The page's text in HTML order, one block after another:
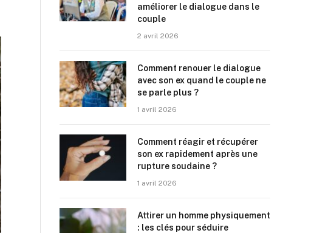
améliorer le dialogue dans le
couple
2 avril 2026
Comment renouer le dialogue
avec son ex quand le couple ne
se parle plus ?
1 avril 2026
Comment réagir et récupérer
son ex rapidement après une
rupture soudaine ?
1 avril 2026
Attirer un homme physiquement
: les clés pour séduire